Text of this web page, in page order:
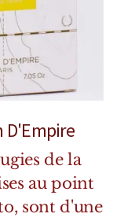
D'Empire
de la
au point
sont d'une